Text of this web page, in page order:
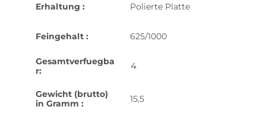
Erhaltung : Polierte Platte
Feingehalt : 625/1000
Gesamtverfuegba
r:
4
Gewicht (brutto)
in Gramm :
15,5